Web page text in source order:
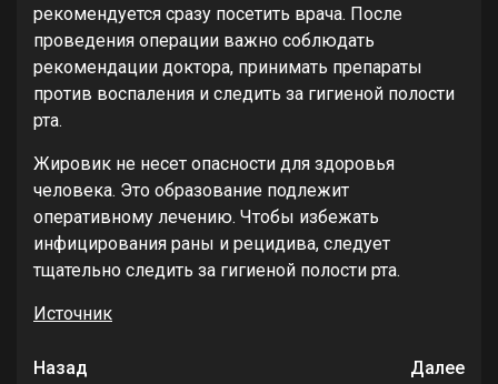
рекомендуется сразу посетить врача. После
проведения операции важно соблюдать
рекомендации доктора, принимать препараты
против воспаления и следить за гигиеной полости
рта.
Жировик не несет опасности для здоровья
человека. Это образование подлежит
оперативному лечению. Чтобы избежать
инфицирования раны и рецидива, следует
тщательно следить за гигиеной полости рта.
Источник
Продолжить
Назад Далее